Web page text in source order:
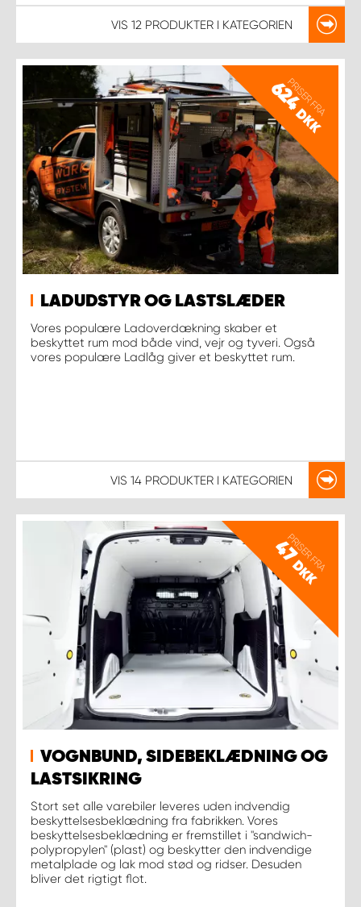
VIS 12 PRODUKTER I KATEGORIEN
PRISER FRA
624
DKK
LADUDSTYR OG LASTSLÆDER
Vores populære Ladoverdækning skaber et
beskyttet rum mod både vind, vejr og tyveri. Også
vores populære Ladlåg giver et beskyttet rum.
VIS 14 PRODUKTER I KATEGORIEN
PRISER FRA
47
DKK
VOGNBUND, SIDEBEKLÆDNING OG
LASTSIKRING
Stort set alle varebiler leveres uden indvendig
beskyttelsesbeklædning fra fabrikken. Vores
beskyttelsesbeklædning er fremstillet i "sandwich-
polypropylen" (plast) og beskytter den indvendige
metalplade og lak mod stød og ridser. Desuden
bliver det rigtigt flot.